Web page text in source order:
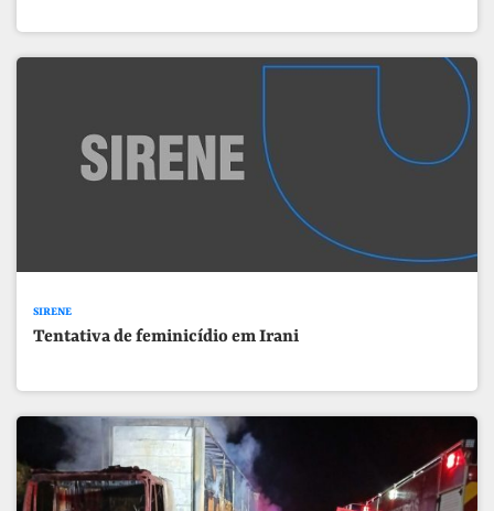
SIRENE
Tentativa de feminicídio em Irani